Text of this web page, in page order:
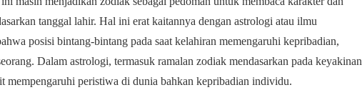
tanggal lahir. Hal ini erat kaitannya dengan astrologi atau ilmu
posisi bintang-bintang pada saat kelahiran memengaruhi kepribadian,
Dalam astrologi, termasuk ramalan zodiak mendasarkan pada keyakinan
mempengaruhi peristiwa di dunia bahkan kepribadian individu.